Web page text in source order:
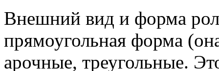
Внешний вид и форма
прямоугольная форма
арочные, треугольные.